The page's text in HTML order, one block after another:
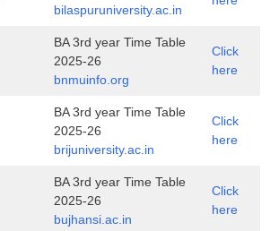
bilaspuruniversity.ac.in
BA 3rd year Time Table
2025-26
bnmuinfo.org
Click
here
BA 3rd year Time Table
2025-26
brijuniversity.ac.in
Click
here
BA 3rd year Time Table
2025-26
bujhansi.ac.in
Click
here